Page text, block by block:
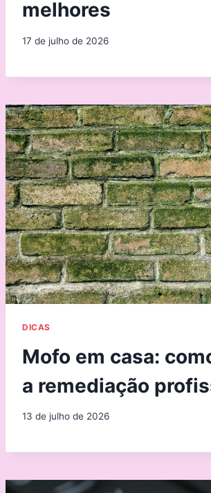
melhores
17 de julho de 2026
DICAS
Mofo em casa:
a remediação
13 de julho de 2026